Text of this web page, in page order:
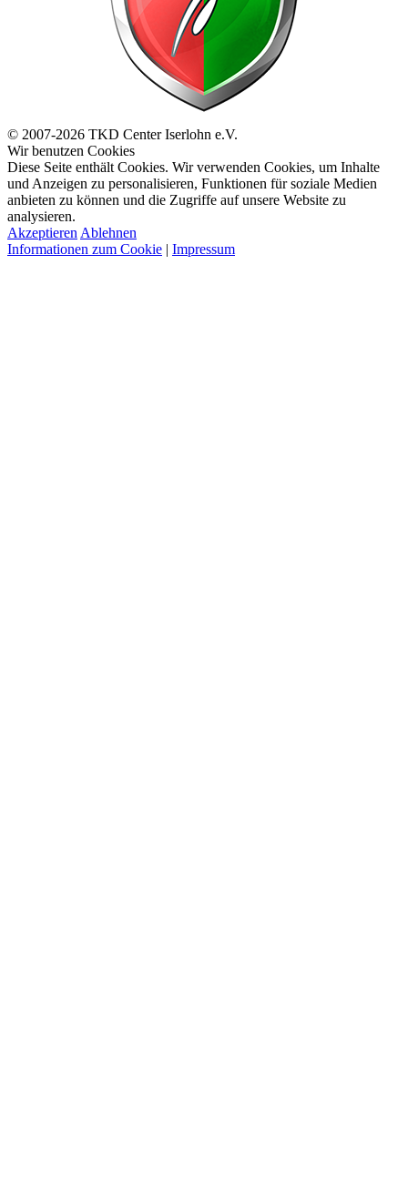
© 2007-2026 TKD Center Iserlohn e.V.
Wir benutzen Cookies
Diese Seite enthält Cookies. Wir verwenden Cookies, um Inhalte
und Anzeigen zu personalisieren, Funktionen für soziale Medien
anbieten zu können und die Zugriffe auf unsere Website zu
analysieren.
Akzeptieren Ablehnen
Informationen zum Cookie | Impressum